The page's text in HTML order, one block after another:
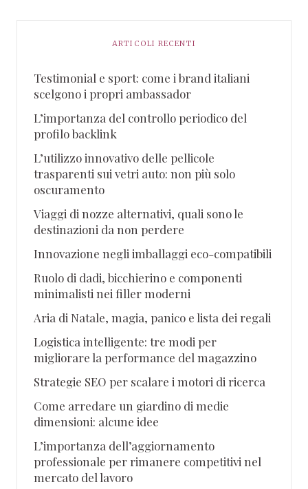
ARTICOLI RECENTI
Testimonial e sport: come i brand italiani
scelgono i propri ambassador
L’importanza del controllo periodico del
profilo backlink
L’utilizzo innovativo delle pellicole
trasparenti sui vetri auto: non più solo
oscuramento
Viaggi di nozze alternativi, quali sono le
destinazioni da non perdere
Innovazione negli imballaggi eco-compatibili
Ruolo di dadi, bicchierino e componenti
minimalisti nei filler moderni
Aria di Natale, magia, panico e lista dei regali
Logistica intelligente: tre modi per
migliorare la performance del magazzino
Strategie SEO per scalare i motori di ricerca
Come arredare un giardino di medie
dimensioni: alcune idee
L’importanza dell’aggiornamento
professionale per rimanere competitivi nel
mercato del lavoro